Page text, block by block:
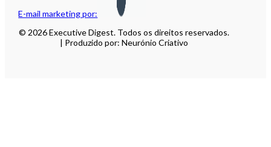
E-mail marketing por:
© 2026 Executive Digest. Todos os direitos reservados.
| Produzido por: Neurónio Criativo